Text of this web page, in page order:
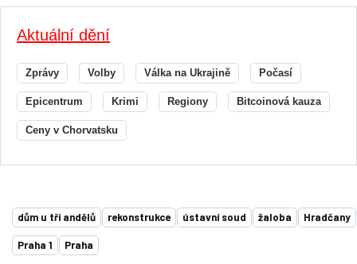
Aktuální dění
Zprávy Volby Válka na Ukrajině Počasí
Epicentrum Krimi Regiony Bitcoinová kauza
Ceny v Chorvatsku
dům u tří andělů rekonstrukce ústavní soud žaloba Hradčany
Praha 1 Praha